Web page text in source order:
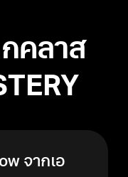
คลาส
จากเอ